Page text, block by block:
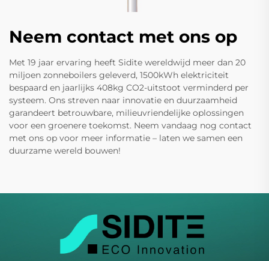
Neem contact met ons op
Met 19 jaar ervaring heeft Sidite wereldwijd meer dan 20
miljoen zonneboilers geleverd, 1500kWh elektriciteit
bespaard en jaarlijks 408kg CO2-uitstoot verminderd per
systeem. Ons streven naar innovatie en duurzaamheid
garandeert betrouwbare, milieuvriendelijke oplossingen
voor een groenere toekomst. Neem vandaag nog contact
met ons op voor meer informatie – laten we samen een
duurzame wereld bouwen!